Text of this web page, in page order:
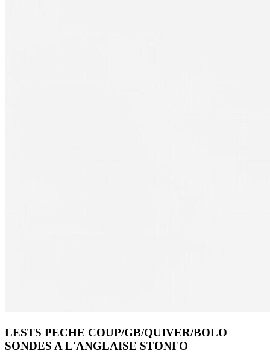
LESTS PECHE COUP/GB/QUIVER/BOLO
SONDES A L'ANGLAISE STONFO